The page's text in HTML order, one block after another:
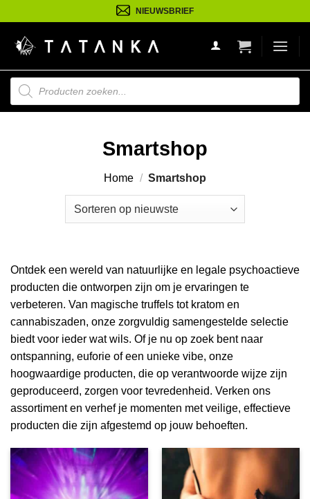
naar
inhoud
NIEUWSBRIEF
Producten
zoeken
Smartshop
Home / Smartshop
Ontdek een wereld van natuurlijke en legale psychoactieve
producten die ontworpen zijn om je ervaringen te
verbeteren. Van magische truffels tot kratom en
cannabiszaden, onze zorgvuldig samengestelde selectie
biedt voor ieder wat wils. Of je nu op zoek bent naar
ontspanning, euforie of een unieke vibe, onze
hoogwaardige producten, die op verantwoorde wijze zijn
geproduceerd, zorgen voor tevredenheid. Verken ons
assortiment en verhef je momenten met veilige, effectieve
producten die zijn afgestemd op jouw behoeften.